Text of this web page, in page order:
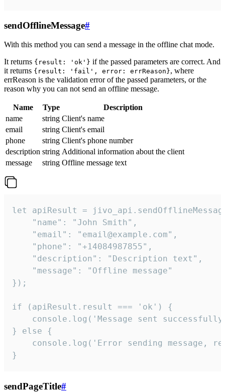
sendOfflineMessage#
With this method you can send a message in the offline chat mode.
It returns {result: 'ok'} if the passed parameters are correct. And
it returns {result: 'fail', error: errReason}, where
errReason is the validation error of the passed parameters, or the
reason why you can not send an offline message.
Name Type
Description
name
string Client's name
email
string Client's email
phone
string Client's phone number
description string Additional information about the client
message
string Offline message text
let apiResult =
    "name": "John Smith",
    "email": "email@example.com",
    "phone": "+14084987855",
    "description": "Description text",
    "message": "Offline message"
});
if (apiResult.result === 'ok') {
console.log('Message sent
} else {
console.log('Error sending message,
}
sendPageTitle#